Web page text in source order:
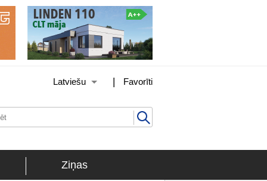
Favorīti
|
Latviešu
Ziņas